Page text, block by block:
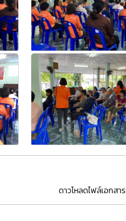
ดาวโหลดไฟล์เอกสาร